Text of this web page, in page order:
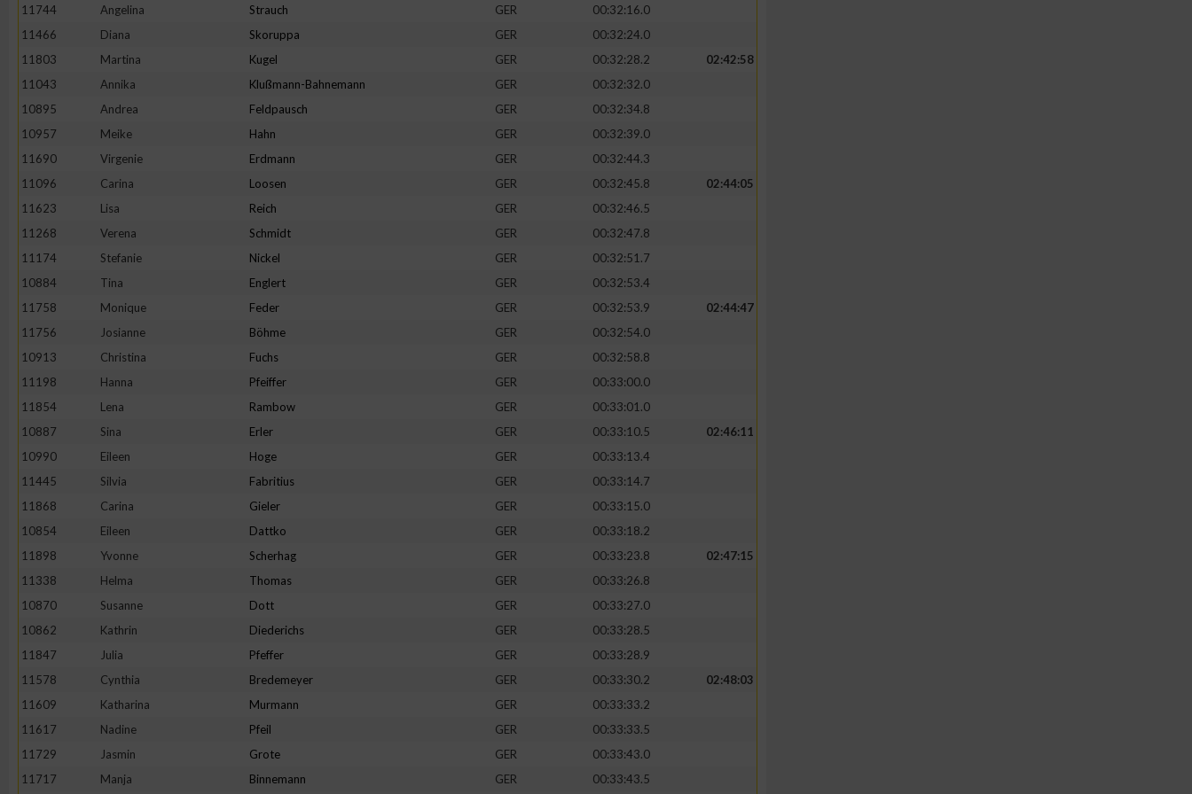
11744
Angelina Strauch GER
00:32:16.0
11466
Diana Skoruppa GER
00:32:24.0
11803
Martina Kugel GER 00:32:28.2
02:42:58
11043
Annika Klußmann-Bahnemann GER
00:32:32.0
10895
Andrea Feldpausch GER
00:32:34.8
10957
Meike Hahn GER
00:32:39.0
11690
Virgenie Erdmann GER
00:32:44.3
11096
Carina Loosen GER 00:32:45.8
02:44:05
11623
Lisa Reich GER
00:32:46.5
11268
Verena Schmidt GER
00:32:47.8
11174
Stefanie Nickel GER
00:32:51.7
10884
Tina Englert GER
00:32:53.4
11758
Monique Feder GER 00:32:53.9
02:44:47
11756
Josianne Böhme GER
00:32:54.0
10913
Christina Fuchs GER
00:32:58.8
11198
Hanna Pfeiffer GER
00:33:00.0
11854
Lena Rambow GER
00:33:01.0
10887
Sina Erler GER 00:33:10.5
02:46:11
10990
Eileen Hoge GER
00:33:13.4
11445
Silvia Fabritius GER
00:33:14.7
11868
Carina Gieler GER
00:33:15.0
10854
Eileen Dattko GER
00:33:18.2
11898
Yvonne Scherhag GER 00:33:23.8
02:47:15
11338
Helma Thomas GER
00:33:26.8
10870
Susanne Dott GER
00:33:27.0
10862
Kathrin Diederichs GER
00:33:28.5
11847
Julia Pfeffer GER
00:33:28.9
11578
Cynthia Bredemeyer GER 00:33:30.2
02:48:03
11609
Katharina Murmann GER
00:33:33.2
11617
Nadine Pfeil GER
00:33:33.5
11729
Jasmin Grote GER
00:33:43.0
11717
Manja Binnemann GER 00:33:43.5
Erstellung von Profilen zur Personalisierung von Inhalten
Verwendung von Profilen zur Auswahl personalisierter Inhalte
verschiedenen Quellen
Entwicklung und Verbesserung der Angebote
Verwendung reduzierter Daten zur Auswahl von Inhalten
IAB-Besonderheiten:
Verwendung genauer Standortdaten
Nicht-IAB-Verarbeitungszwecke:
Performance
Funktional
Werbung